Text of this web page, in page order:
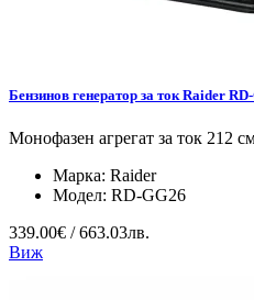
Бензинов генератор за ток Raider
Монофазен агрегат за ток 212
Марка: Raider
Модел: RD-GG26
339.00€ / 663.03лв.
Виж